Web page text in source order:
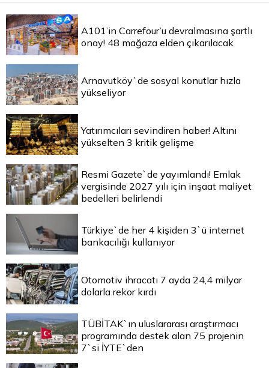
A101’in Carrefour’u devralmasına şartlı
onay! 48 mağaza elden çıkarılacak
Arnavutköy`de sosyal konutlar hızla
yükseliyor
Yatırımcıları sevindiren haber! Altını
yükselten 3 kritik gelişme
Resmi Gazete`de yayımlandı! Emlak
vergisinde 2027 yılı için inşaat maliyet
bedelleri belirlendi
Türkiye`de her 4 kişiden 3`ü internet
bankacılığı kullanıyor
Otomotiv ihracatı 7 ayda 24,4 milyar
dolarla rekor kırdı
TÜBİTAK`ın uluslararası araştırmacı
programında destek alan 75 projenin
7`si İYTE`den